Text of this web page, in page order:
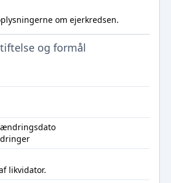
om ejerkredsen.
og formål
likvidator.